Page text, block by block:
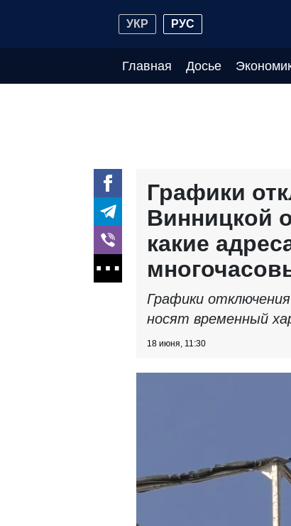
УКР РУС
Главная Досье
Графики
Винницкой
какие
Графики
носят временный
18 июня, 11:30